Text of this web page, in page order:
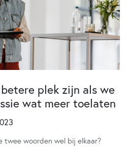
plek zijn als we
wat meer toelaten
twee woorden wel bij elkaar?